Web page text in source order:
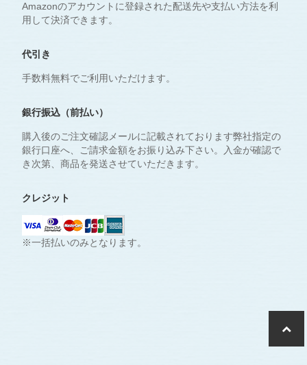
Amazonのアカウントに登録された配送先や支払い方法を利
用して決済できます。
代引き
手数料無料でご利用いただけます。
銀行振込（前払い）
購入後のご注文確認メールに記載されております弊社指定の
銀行口座へ、ご請求金額をお振り込み下さい。入金が確認で
き次第、商品を発送させていただきます。
クレジット
※一括払いのみとなります。